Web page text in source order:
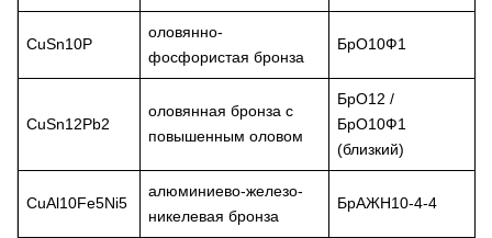
CuSn10P
оловянно-
фосфористая бронза
БрО10Ф1
CuSn12Pb2
оловянная бронза с
повышенным оловом
БрО12 /
БрО10Ф1
(близкий)
CuAl10Fe5Ni5
алюминиево-железо-
никелевая бронза
БрАЖН10-4-4